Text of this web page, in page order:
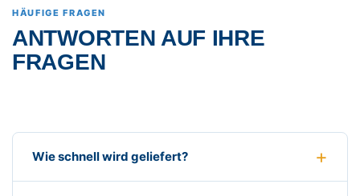
HÄUFIGE FRAGEN
ANTWORTEN AUF IHRE
FRAGEN
Wie schnell wird geliefert?